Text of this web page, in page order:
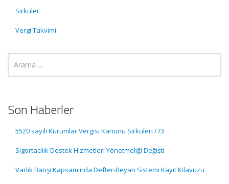
Sirküler
Vergi Takvimi
Son Haberler
5520 sayılı Kurumlar Vergisi Kanunu Sirküleri /73
Sigortacılık Destek Hizmetleri Yönetmeliği Değişti
Varlık Barışı Kapsamında Defter-Beyan Sistemi Kayıt Kılavuzu